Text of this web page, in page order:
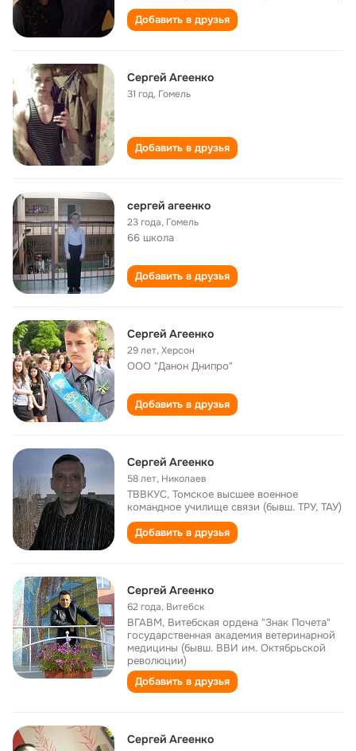
Добавить в друзья
Сергей Агеенко
31 год, Гомель
Добавить в друзья
сергей агеенко
23 года, Гомель
66 школа
Добавить в друзья
Сергей Агеенко
29 лет,Херсон
ООО "Данон Днипро"
Добавить в друзья
Сергей Агеенко
58 лет, Николаев
ТВВКУС, Томское высшее военное
командное училище связи (бывш. ТРУ, ТАУ)
Добавить в друзья
Сергей Агеенко
62 года, Витебск
ВГАВМ, Витебская ордена "Знак Почета"
государственная академия ветеринарной
медицины (бывш. ВВИ им. Октябрьской
революции)
Добавить в друзья
Сергей Агеенко